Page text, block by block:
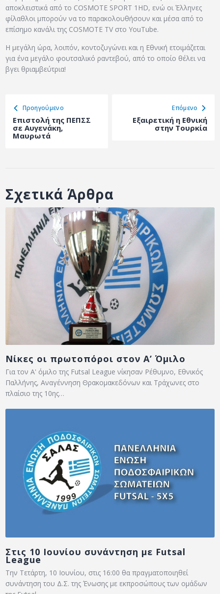
αποκλειστικά από τo COSMOTE SPORT 1HD, ενώ οι Έλληνες
φίλαθλοι μπορούν να το παρακολουθήσουν και μέσα από το
επίσημο κανάλι της COSMOTE TV στο YouTube.
Η μεγάλη ώρα, λοιπόν, κοντοζυγώνει και η Εθνική ετοιμάζεται
για ένα μεγάλο φουτσαλικό ραντεβού, από το οποίο θέλει να
βγει θριαμβεύτρια!
Προηγούμενο
Επιστολή της ΠΕΠΣΣ
σε Αυγενάκη,
Μαυρωτά
Eπόμενο
Εξαιρετική η Εθνική
στην Τουρκία
Σχετικά Άρθρα
Νίκες οι πρωτοπόροι στον Α’ Όμιλο
Για τον Α' όμιλο της Futsal League νίκησαν Ρέθυμνο, Εθνικός
Παλλήνης, Αναγέννηση Θρακομακεδόνων και Τράχωνες στο
πλαίσιο της 10ης…
Στις 10 Ιουνίου συνάντηση με Futsal
League
Την Τετάρτη, 10 Ιουνίου, στις 16:00 θα πραγματοποιηθεί
συνάντηση του Δ.Σ. της Ένωσης με εκπροσώπους των ομάδων